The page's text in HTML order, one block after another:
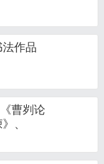
作品
曹刿论
、